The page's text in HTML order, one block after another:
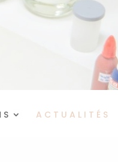
ACTUALITÉS